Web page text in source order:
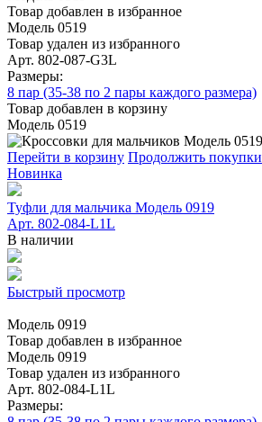
Товар добавлен в избранное
Модель 0519
Товар удален из избранного
Арт. 802-087-G3L
Размеры:
8 пар (35-38 по 2 пары каждого размера)
Товар добавлен в корзину
Модель 0519
Перейти в корзину Продолжить покупки
Новинка
Туфли для мальчика Модель 0919
Арт. 802-084-L1L
В наличии
Быстрый просмотр
Модель 0919
Товар добавлен в избранное
Модель 0919
Товар удален из избранного
Арт. 802-084-L1L
Размеры: